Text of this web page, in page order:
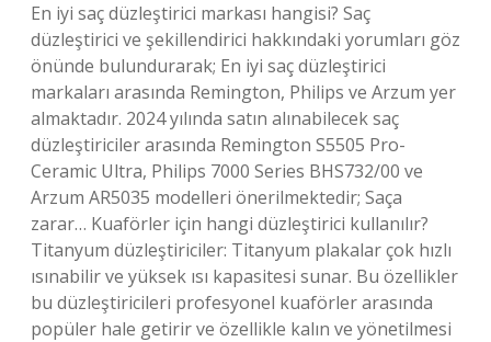
En iyi saç düzleştirici markası hangisi? Saç
düzleştirici ve şekillendirici hakkındaki yorumları göz
önünde bulundurarak; En iyi saç düzleştirici
markaları arasında Remington, Philips ve Arzum yer
almaktadır. 2024 yılında satın alınabilecek saç
düzleştiriciler arasında Remington S5505 Pro-
Ceramic Ultra, Philips 7000 Series BHS732/00 ve
Arzum AR5035 modelleri önerilmektedir; Saça
zarar… Kuaförler için hangi düzleştirici kullanılır?
Titanyum düzleştiriciler: Titanyum plakalar çok hızlı
ısınabilir ve yüksek ısı kapasitesi sunar. Bu özellikler
bu düzleştiricileri profesyonel kuaförler arasında
popüler hale getirir ve özellikle kalın ve yönetilmesi